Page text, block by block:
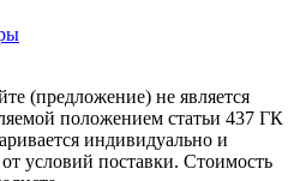
(предложение) не является
положением статьи 437 ГК
индивидуально и
условий поставки. Стоимость